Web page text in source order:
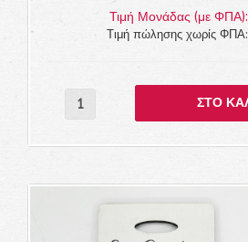
Τιμή Μονάδας (με ΦΠΑ):
Τιμή πώλησης χωρίς ΦΠΑ: